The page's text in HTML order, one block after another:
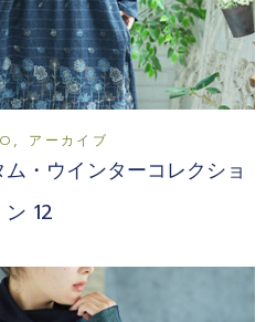
, アーカイブ
・ウインターコレクショ
ン 12